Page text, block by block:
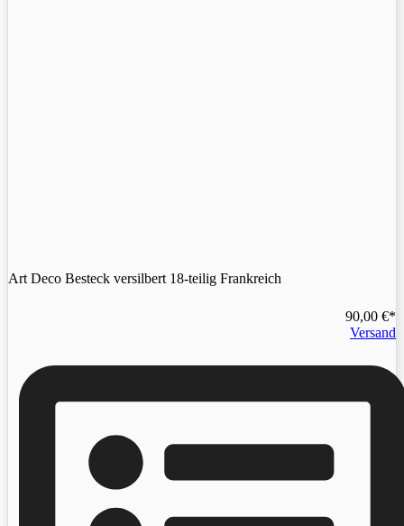
Art Deco Besteck versilbert 18-teilig Frankreich
90,00 €
Versand